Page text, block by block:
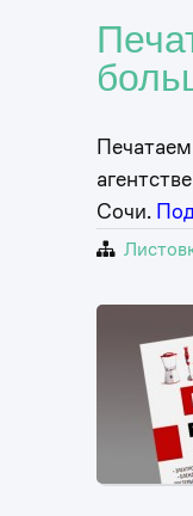
Сочи.